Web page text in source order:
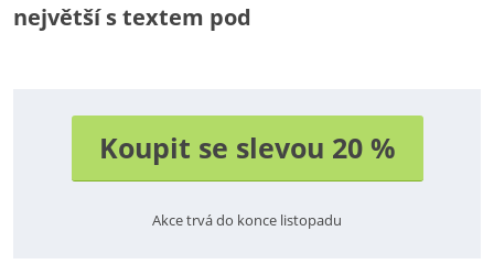
největší s textem pod
Koupit se slevou 20 %
Akce trvá do konce listopadu